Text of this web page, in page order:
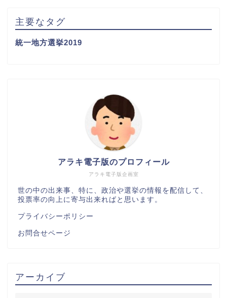
主要なタグ
統一地方選挙2019
アラキ電子版企画室
アラキ電子版のプロフィール
世の中の出来事、特に、政治や選挙の情報を配信して、
投票率の向上に寄与出来ればと思います。
プライバシーポリシー
お問合せページ
アーカイブ